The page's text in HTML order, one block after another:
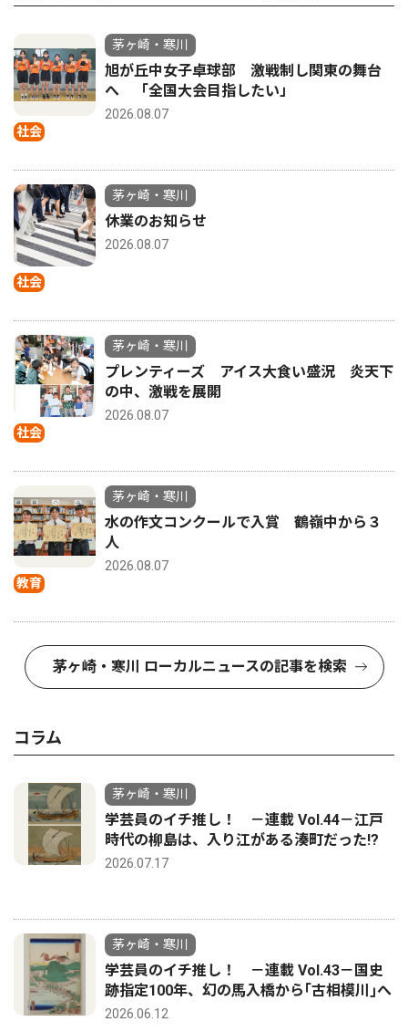
社会
茅ヶ崎・寒川
旭が丘中女子卓球部 激戦制し関東の舞台
へ 「全国大会目指したい」
2026.08.07
社会
茅ヶ崎・寒川
休業のお知らせ
2026.08.07
社会
茅ヶ崎・寒川
プレンティーズ アイス大食い盛況 炎天下
の中、激戦を展開
2026.08.07
教育
茅ヶ崎・寒川
水の作文コンクールで入賞 鶴嶺中から３
人
2026.08.07
茅ヶ崎・寒川 ローカルニュースの記事を検索
コラム
茅ヶ崎・寒川
学芸員のイチ推し！ －連載 Vol.44－江戸
時代の柳島は、入り江がある湊町だった!?
2026.07.17
茅ヶ崎・寒川
学芸員のイチ推し！ －連載 Vol.43－国史
跡指定100年、幻の馬入橋から｢古相模川｣へ
2026.06.12